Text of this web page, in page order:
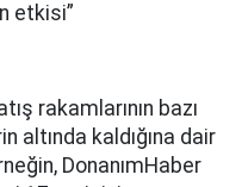
etkisi”
rakamlarının bazı
altında kaldığına dair
DonanımHaber